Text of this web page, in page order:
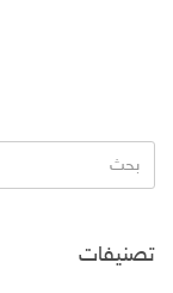
البحث
عن:
تصنيفات